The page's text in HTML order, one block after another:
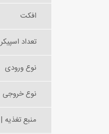
افکت
تعداد اسپیکر
نوع ورودی
نوع خروجی
منبع تغذیه | Power Supply